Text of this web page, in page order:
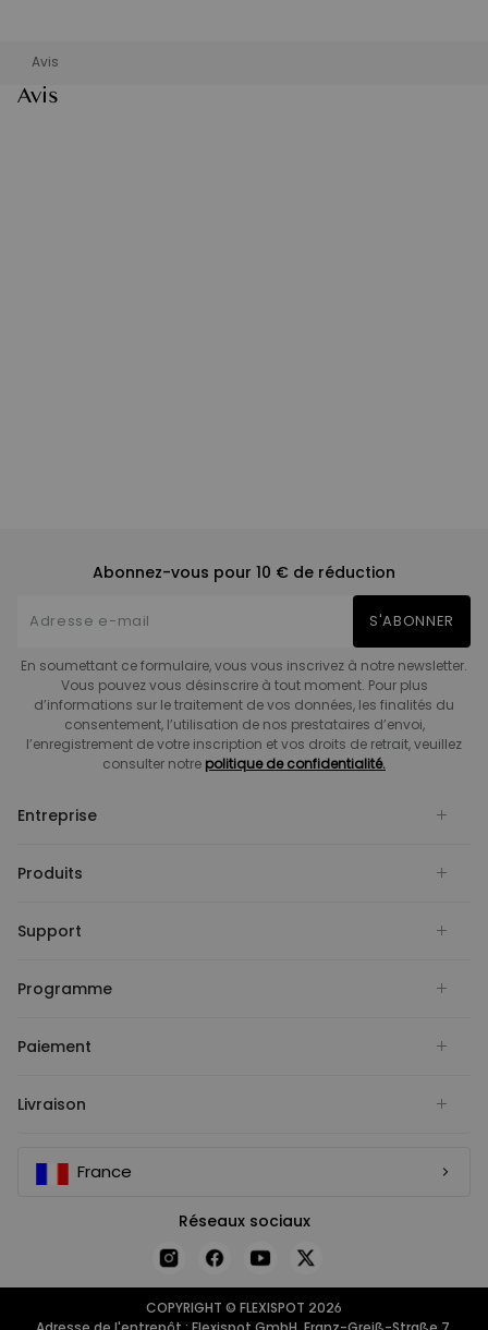
Avis
Avis
Abonnez-vous pour 10 € de réduction
S'ABONNER
En soumettant ce formulaire, vous vous inscrivez à notre newsletter.
Vous pouvez vous désinscrire à tout moment. Pour plus
d’informations sur le traitement de vos données, les finalités du
consentement, l’utilisation de nos prestataires d’envoi,
l’enregistrement de votre inscription et vos droits de retrait, veuillez
consulter notre politique de confidentialité.
Entreprise
Produits
Support
Programme
Paiement
Livraison
France
Réseaux sociaux
COPYRIGHT © FLEXISPOT 2026